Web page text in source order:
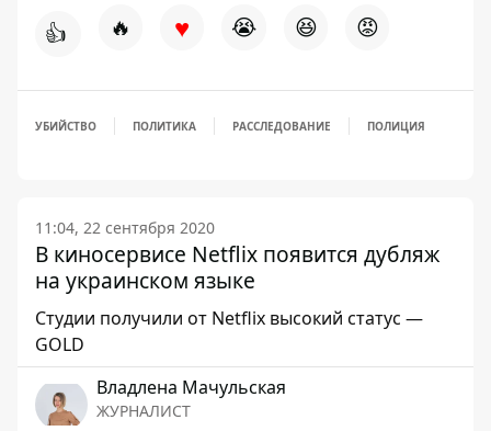
👍 🔥 ♥ 😭 😆 😡
УБИЙСТВО ПОЛИТИКА РАССЛЕДОВАНИЕ ПОЛИЦИЯ
11:04, 22 сентября 2020
В киносервисе Netflix появится дубляж
на украинском языке
Студии получили от Netflix высокий статус —
GOLD
Владлена Мачульская
ЖУРНАЛИСТ